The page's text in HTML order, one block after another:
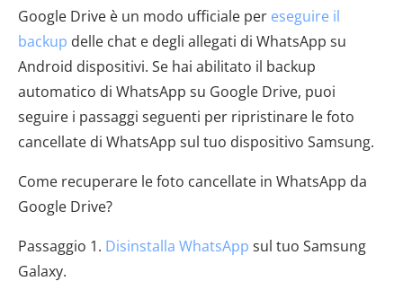
Google Drive è un modo ufficiale per eseguire il
backup delle chat e degli allegati di WhatsApp su
Android dispositivi. Se hai abilitato il backup
automatico di WhatsApp su Google Drive, puoi
seguire i passaggi seguenti per ripristinare le foto
cancellate di WhatsApp sul tuo dispositivo Samsung.
Come recuperare le foto cancellate in WhatsApp da
Google Drive?
Passaggio 1. Disinstalla WhatsApp sul tuo Samsung
Galaxy.